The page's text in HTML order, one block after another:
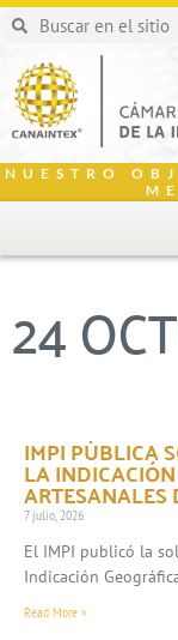
NUESTRO
24
IMPI PÚBLICA
LA
ARTESANALES
7 julio, 2026
El IMPI publicó la
Indicación
Read More »